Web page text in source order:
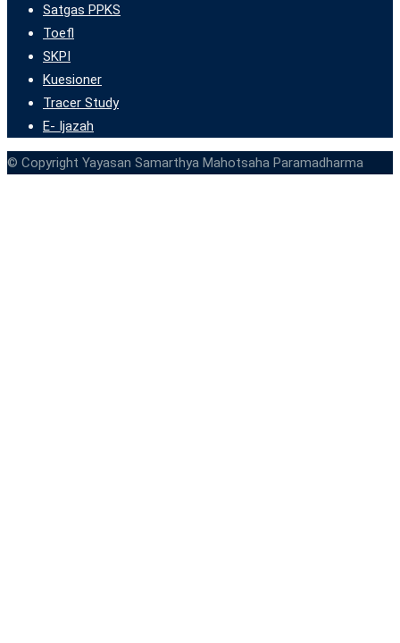
Satgas PPKS
Toefl
SKPI
Kuesioner
Tracer Study
E- Ijazah
© Copyright Yayasan Samarthya Mahotsaha Paramadharma